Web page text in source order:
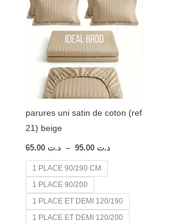
parures uni satin de coton (ref
21) beige
د.ت – د.ت
د.ت 95.00
1 PLACE 90/190 CM
1 PLACE 90/200
1 PLACE ET DEMI 120/190
1 PLACE ET DEMI 120/200